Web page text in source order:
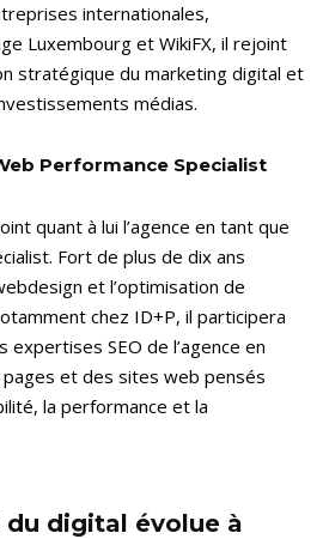
internationales,
Luxembourg et WikiFX, il rejoint
stratégique du marketing digital et
médias.
Performance Specialist
quant à lui l’agence en tant que
Fort de plus de dix ans
et l’optimisation de
chez ID+P, il participera
SEO de l’agence en
pages et des sites web pensés
la performance et la
du digital évolue à